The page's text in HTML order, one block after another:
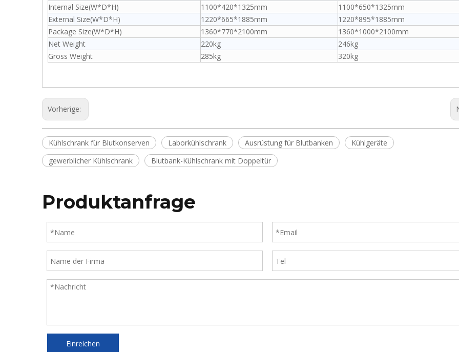
Internal Size(W*D*H)
1100*420*1325mm
1100*650*1325mm
External Size(W*D*H)
1220*665*1885mm
1220*895*1885mm
Package Size(W*D*H)
1360*770*2100mm
1360*1000*2100mm
Net Weight
220kg
246kg
Gross Weight
285kg 320kg
Vorherige:
Kühlschrank für Blutkonserven Laborkühlschrank Ausrüstung für Blutbanken
Kühlgeräte
gewerblicher Kühlschrank
Blutbank-Kühlschrank mit Doppeltür
Produktanfrage
Einreichen